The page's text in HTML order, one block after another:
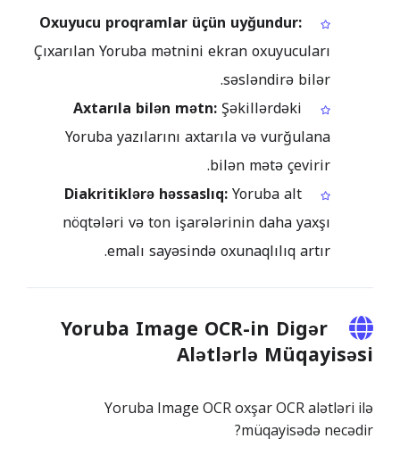
Oxuyucu proqramlar üçün uyğundur:
Çıxarılan Yoruba mətnini ekran oxuyucuları
səsləndirə bilər.
Axtarıla bilən mətn:Şəkillərdəki
Yoruba yazılarını axtarıla və vurğulana
bilən mətə çevirir.
Diakritiklərə həssaslıq:Yoruba alt
nöqtələri və ton işarələrinin daha yaxşı
emalı sayəsində oxunaqlılıq artır.
Yoruba Image OCR-in Digər
Alətlərlə Müqayisəsi
Yoruba Image OCR oxşar OCR alətləri ilə
müqayisədə necədir?